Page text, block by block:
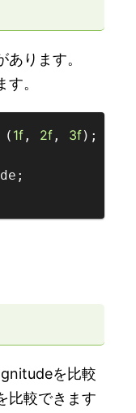
ります。
。
( 1f , 2f , 3f);
を比較
比較できます